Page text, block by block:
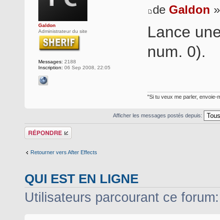
Galdon
Administrateur du site
Messages: 2188
Inscription: 06 Sep 2008, 22:05
de Galdon
Lance
num. 0).
"Si tu veux me parler, envoie-
Afficher les messages postés depuis:
Répondre
Retourner vers After Effects
QUI EST EN LIGNE
Utilisateurs parcourant ce